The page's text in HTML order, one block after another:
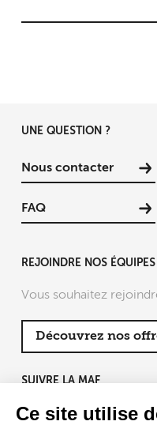
Ce site utilise
UNE QUESTION ?
Nous contacter
FAQ
REJOINDRE NOS ÉQUIPES
Vous souhaitez
Découvrez nos
SUIVRE LA MAF